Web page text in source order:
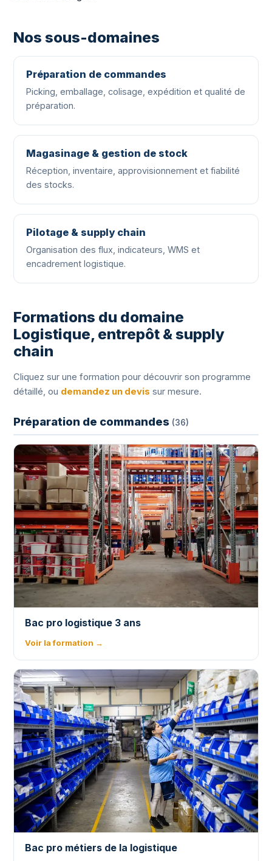
Nos sous-domaines
Préparation de commandes
Picking, emballage, colisage, expédition et qualité de
préparation.
Magasinage & gestion de stock
Réception, inventaire, approvisionnement et fiabilité
des stocks.
Pilotage & supply chain
Organisation des flux, indicateurs, WMS et
encadrement logistique.
Formations du domaine
Logistique, entrepôt & supply
chain
Cliquez sur une formation pour découvrir son programme
détaillé, ou demandez un devis sur mesure.
Préparation de commandes (36)
Bac pro logistique 3 ans
Voir la formation →
Bac pro métiers de la logistique